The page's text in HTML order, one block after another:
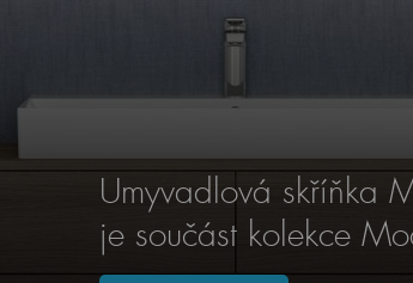
Umyvadlová skříňka
je součást kolekce